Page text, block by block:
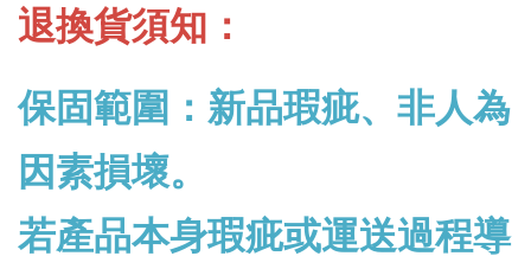
退換貨須知：
保固範圍：新品瑕疵、非人為
因素損壞。
若產品本身瑕疵或運送過程導